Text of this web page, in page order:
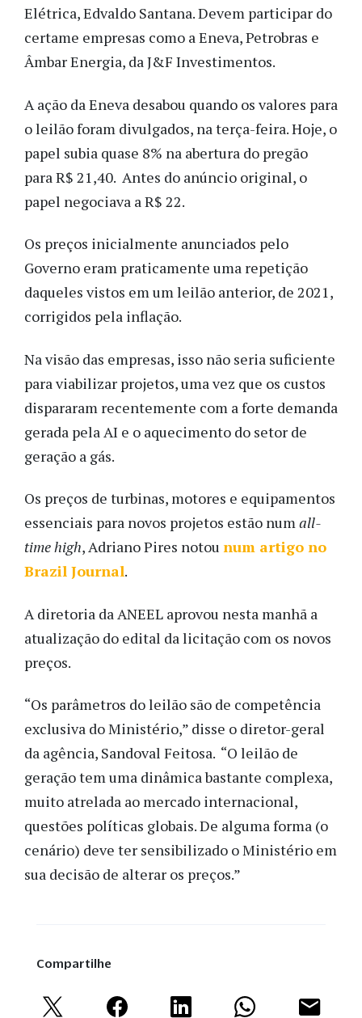
Elétrica, Edvaldo Santana.Devem participar do
certame empresas como a Eneva, Petrobras e
Âmbar Energia, da J&F Investimentos.
A ação da Eneva desabou quando os valores para
o leilão foram divulgados, na terça-feira. Hoje, o
papel subia quase 8% na abertura do pregão
para R$ 21,40. Antes do anúncio original, o
papel negociava a R$ 22.
Os preços inicialmente anunciados pelo
Governo eram praticamente uma repetição
daqueles vistos em um leilão anterior, de 2021,
corrigidos pela inflação.
Na visão das empresas, isso não seria suficiente
para viabilizar projetos, uma vez que os custos
dispararam recentemente com a forte demanda
gerada pela AI e o aquecimento do setor de
geração a gás.
Os preços de turbinas, motores e equipamentos
essenciais para novos projetos estão numall-
time high, Adriano Pires notou num artigo no
Brazil Journal.
A diretoria da ANEEL aprovou nesta manhã a
atualização do edital da licitação com os novos
preços.
“Os parâmetros do leilão são de competência
exclusiva do Ministério,” disse o diretor-geral
da agência, Sandoval Feitosa. “O leilão de
geração tem uma dinâmica bastante complexa,
muito atrelada ao mercado internacional,
questões políticas globais. De alguma forma (o
cenário) deve ter sensibilizado o Ministério em
sua decisão de alterar os preços.”
Compartilhe